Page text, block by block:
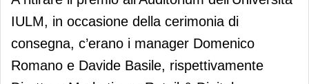
IULM, in occasione della cerimonia di
consegna, c’erano i manager Domenico
Romano e Davide Basile, rispettivamente